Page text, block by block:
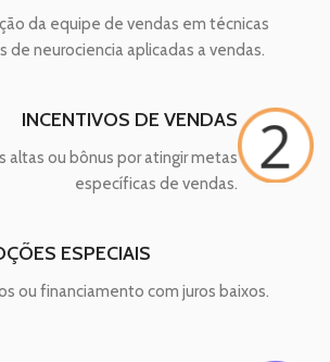
da equipe de vendas em técnicas
de neurociencia aplicadas a vendas.
INCENTIVOS DE VENDAS
altas ou bônus por atingir metas
específicas de vendas.
ESPECIAIS
ou financiamento com juros baixos.